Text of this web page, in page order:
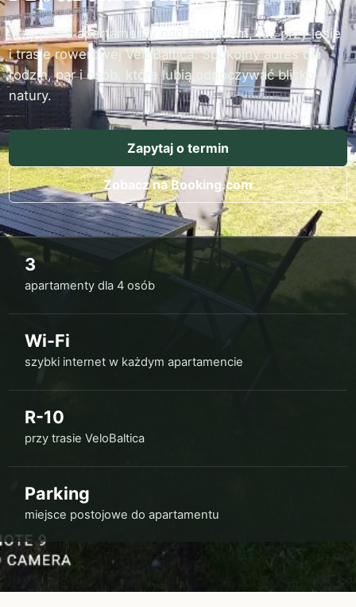
Trzy jasne apartamenty nad Bałtykiem, tuż przy lesie
i trasie rowerowej VeloBaltica. Spokojny adres dla
rodzin, par i osób, które lubią odpoczywać blisko
natury.
Zapytaj o termin
Zobacz na Booking.com
3
apartamenty dla 4 osób
Wi-Fi
szybki internet w każdym apartamencie
R-10
przy trasie VeloBaltica
Parking
miejsce postojowe do apartamentu